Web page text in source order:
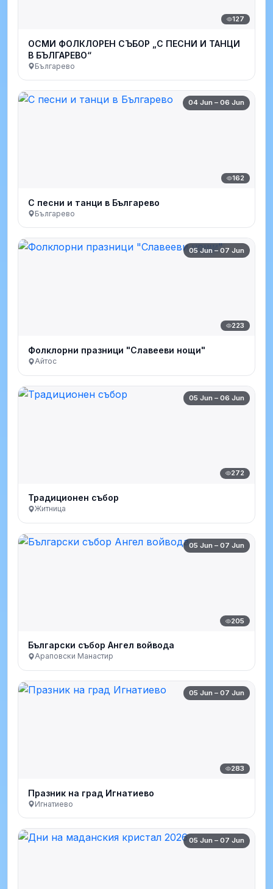
127
ОСМИ ФОЛКЛОРЕН СЪБОР „С ПЕСНИ И ТАНЦИ
В БЪЛГАРЕВО“
Българево
04 Jun – 06 Jun
162
С песни и танци в Българево
Българево
05 Jun – 07 Jun
223
Фолклорни празници "Славееви нощи"
Айтос
05 Jun – 06 Jun
272
Традиционен събор
Житница
05 Jun – 07 Jun
205
Български събор Ангел войвода
Араповски Манастир
05 Jun – 07 Jun
283
Празник на град Игнатиево
Игнатиево
05 Jun – 07 Jun